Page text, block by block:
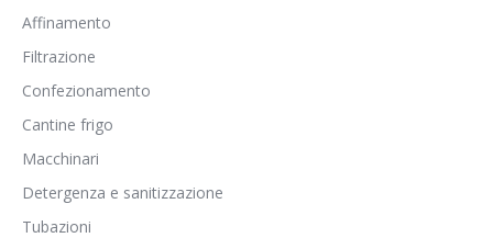
Affinamento
Filtrazione
Confezionamento
Cantine frigo
Macchinari
Detergenza e sanitizzazione
Tubazioni